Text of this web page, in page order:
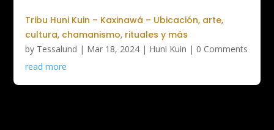
Tribu Huni Kuin – Kaxinawá – Ubicación, arte,
cultura, chamanismo, rituales y más
by Tessalund | Mar 18, 2024 | Huni Kuin | 0 Comments
read more